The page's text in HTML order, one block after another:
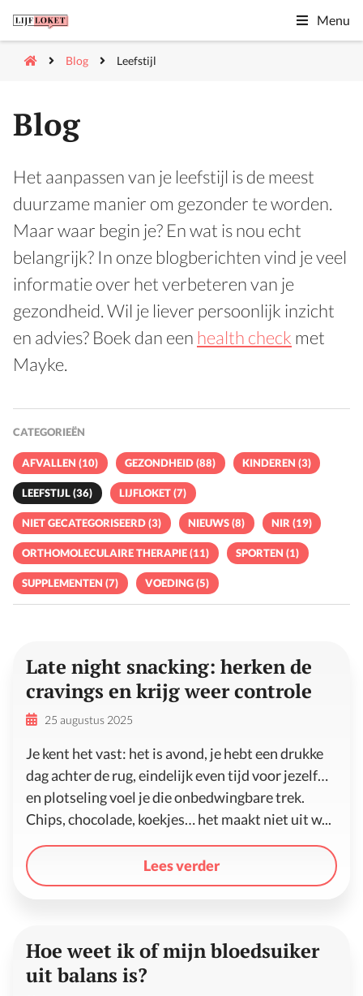
Menu
Blog Leefstijl
Blog
Het aanpassen van je leefstijl is de meest
duurzame manier om gezonder te worden.
Maar waar begin je? En wat is nou echt
belangrijk? In onze blogberichten vind je veel
informatie over het verbeteren van je
gezondheid. Wil je liever persoonlijk inzicht
en advies? Boek dan een health check met
Mayke.
CATEGORIEËN
AFVALLEN (10) GEZONDHEID (88) KINDEREN (3)
LEEFSTIJL (36) LIJFLOKET (7)
NIET GECATEGORISEERD (3) NIEUWS (8) NIR (19)
ORTHOMOLECULAIRE THERAPIE (11) SPORTEN (1)
SUPPLEMENTEN (7) VOEDING (5)
Late night snacking: herken de
cravings en krijg weer controle
25 augustus 2025
Je kent het vast: het is avond, je hebt een drukke
dag achter de rug, eindelijk even tijd voor jezelf…
en plotseling voel je die onbedwingbare trek.
Chips, chocolade, koekjes… het maakt niet uit w...
Lees verder
Hoe weet ik of mijn bloedsuiker
uit balans is?